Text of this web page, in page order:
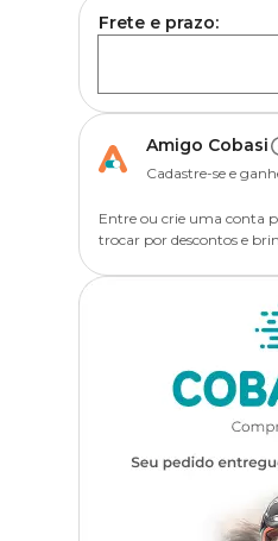
Frete e prazo:
Amigo Cobasi
Cadastre-se e
Entre ou crie uma conta
trocar por descontos e